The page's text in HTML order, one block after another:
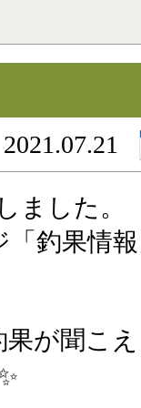
2021.07.21
ました。
「釣果情
が聞こ